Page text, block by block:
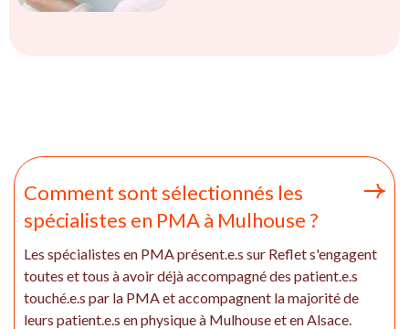
Comment sont sélectionnés les
spécialistes en PMA à Mulhouse ?
Les spécialistes en PMA présent.e.s sur Reflet s'engagent
toutes et tous à avoir déjà accompagné des patient.e.s
touché.e.s par la PMA et accompagnent la majorité de
leurs patient.e.s en physique à Mulhouse et en Alsace.